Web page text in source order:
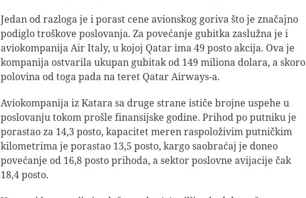
Jedan od razloga je i porast cene avionskog goriva što je značajno
podiglo troškove poslovanja. Za povećanje gubitka zaslužna je i
aviokompanija Air Italy, u kojoj Qatar ima 49 posto akcija. Ova je
kompanija ostvarila ukupan gubitak od 149 miliona dolara, a skoro
polovina od toga pada na teret Qatar Airways-a.
Aviokompanija iz Katara sa druge strane ističe brojne uspehe u
poslovanju tokom prošle finansijske godine. Prihod po putniku je
porastao za 14,3 posto, kapacitet meren raspoloživim putničkim
kilometrima je porastao 13,5 posto, kargo saobraćaj je doneo
povećanje od 16,8 posto prihoda, a sektor poslovne avijacije čak
18,4 posto.